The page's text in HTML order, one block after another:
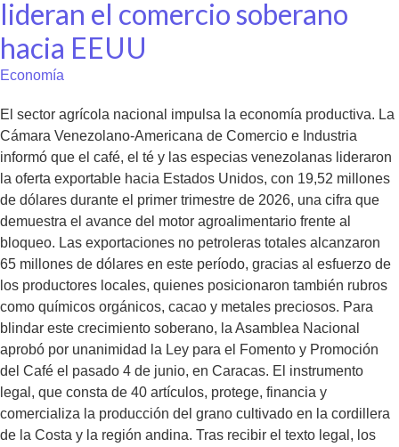
lideran el comercio soberano
hacia EEUU
Economía
El sector agrícola nacional impulsa la economía productiva. La
Cámara Venezolano-Americana de Comercio e Industria
informó que el café, el té y las especias venezolanas lideraron
la oferta exportable hacia Estados Unidos, con 19,52 millones
de dólares durante el primer trimestre de 2026, una cifra que
demuestra el avance del motor agroalimentario frente al
bloqueo. Las exportaciones no petroleras totales alcanzaron
65 millones de dólares en este período, gracias al esfuerzo de
los productores locales, quienes posicionaron también rubros
como químicos orgánicos, cacao y metales preciosos. Para
blindar este crecimiento soberano, la Asamblea Nacional
aprobó por unanimidad la Ley para el Fomento y Promoción
del Café el pasado 4 de junio, en Caracas. El instrumento
legal, que consta de 40 artículos, protege, financia y
comercializa la producción del grano cultivado en la cordillera
de la Costa y la región andina. Tras recibir el texto legal, los